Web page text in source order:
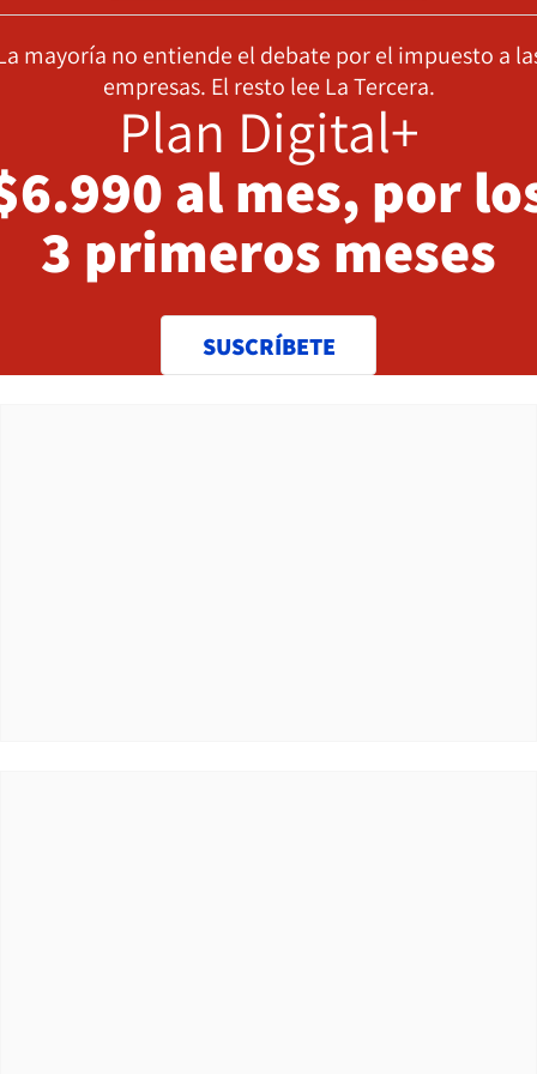
mayoría no entiende el debate por el impuesto a
empresas. El resto lee La Tercera.
Plan Digital+
al mes, por
3 primeros meses
SUSCRÍBETE